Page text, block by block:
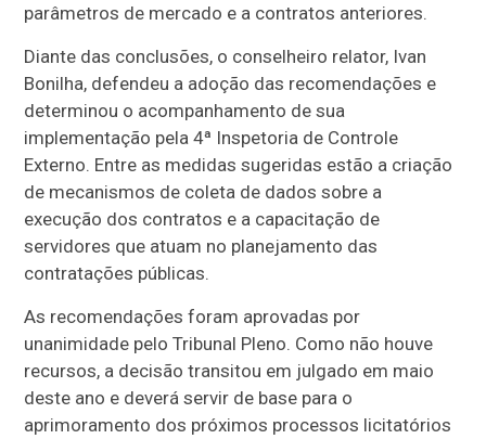
parâmetros de mercado e a contratos anteriores.
Diante das conclusões, o conselheiro relator, Ivan
Bonilha, defendeu a adoção das recomendações e
determinou o acompanhamento de sua
implementação pela 4ª Inspetoria de Controle
Externo. Entre as medidas sugeridas estão a criação
de mecanismos de coleta de dados sobre a
execução dos contratos e a capacitação de
servidores que atuam no planejamento das
contratações públicas.
As recomendações foram aprovadas por
unanimidade pelo Tribunal Pleno. Como não houve
recursos, a decisão transitou em julgado em maio
deste ano e deverá servir de base para o
aprimoramento dos próximos processos licitatórios